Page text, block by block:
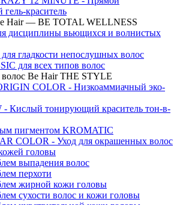
краситель
Hair — BE TOTAL WELLNESS
дисциплины вьющихся и волнистых
гладкости непослушных волос
для всех типов волос
Be Hair THE STYLE
COLOR - Низкоаммиачный эко-
Кислый тонирующий краситель тон-в-
пигментом KROMATIC
COLOR - Уход для окрашенных волос
головы
выпадения волос
перхоти
жирной кожи головы
сухости волос и кожи головы